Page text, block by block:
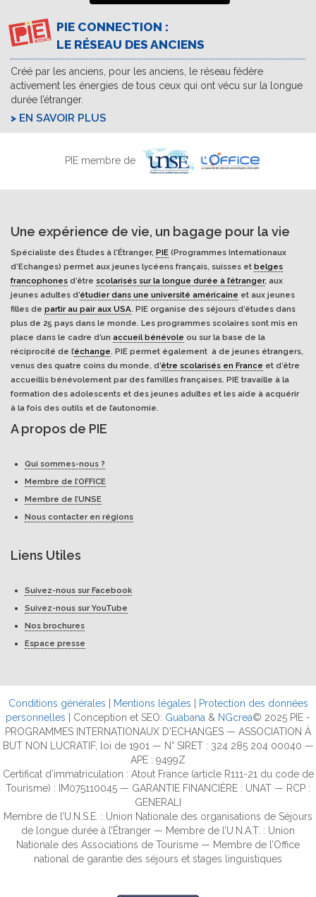
PIE CONNECTION :
LE RÉSEAU DES ANCIENS
Créé par les anciens, pour les anciens, le réseau fédère
activement les énergies de tous ceux qui ont vécu sur la longue
durée l’étranger.
EN SAVOIR PLUS
PIE membre de
Une expérience de vie, un bagage pour la vie
Spécialiste des Études à l'Étranger, PIE (Programmes Internationaux
d’Echanges) permet aux jeunes lycéens français, suisses et belges
francophones d’être scolarisés sur la longue durée à l’étranger, aux
jeunes adultes d’étudier dans une université américaine et aux jeunes
filles de partir au pair aux USA. PIE organise des séjours d’études dans
plus de 25 pays dans le monde. Les programmes scolaires sont mis en
place dans le cadre d’un accueil bénévole ou sur la base de la
réciprocité de l’échange. PIE permet également à de jeunes étrangers,
venus des quatre coins du monde, d’être scolarisés en France et d’être
accueillis bénévolement par des familles françaises. PIE travaille à la
formation des adolescents et des jeunes adultes et les aide à acquérir
à la fois des outils et de l’autonomie.
A propos de PIE
Qui sommes-nous ?
Membre de l’OFFICE
Membre de l’UNSE
Nous contacter en régions
Liens Utiles
Suivez-nous sur Facebook
Suivez-nous sur YouTube
Nos brochures
Espace presse
Conditions générales Mentions légales
Protection des données
personnelles | Conception et SEO: Guabana & NGcrea© 2025 PIE -
PROGRAMMES INTERNATIONAUX D'ECHANGES — ASSOCIATION À
BUT NON LUCRATIF, loi de 1901 — N° SIRET : 324 285 204 00040 —
APE : 9499Z
Certificat d’immatriculation : Atout France (article R111-21 du code de
Tourisme) : IM075110045 — GARANTIE FINANCIÈRE : UNAT — RCP :
GENERALI
Membre de l’U.N.S.E. : Union Nationale des organisations de Séjours
de longue durée à l’Étranger — Membre de l’U.N.A.T. : Union
Nationale des Associations de Tourisme — Membre de l’Office
national de garantie des séjours et stages linguistiques